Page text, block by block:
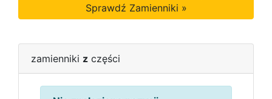
Sprawdź Zamienniki »
zamienniki z części